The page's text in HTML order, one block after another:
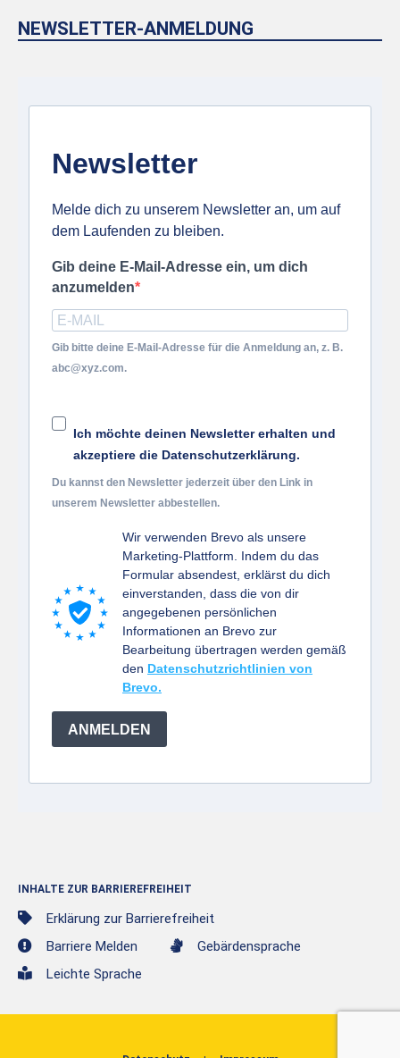
NEWSLETTER-ANMELDUNG
Newsletter
Melde dich zu unserem Newsletter an, um auf
dem Laufenden zu bleiben.
Gib deine E-Mail-Adresse ein, um dich
anzumelden
Gib bitte deine E-Mail-Adresse für die Anmeldung an, z. B.
abc@xyz.com.
Ich möchte deinen Newsletter erhalten und
akzeptiere die Datenschutzerklärung.
Du kannst den Newsletter jederzeit über den Link in
unserem Newsletter abbestellen.
Wir verwenden Brevo als unsere
Marketing-Plattform. Indem du das
Formular absendest, erklärst du dich
einverstanden, dass die von dir
angegebenen persönlichen
Informationen an Brevo zur
Bearbeitung übertragen werden gemäß
den Datenschutzrichtlinien von
Brevo.
ANMELDEN
INHALTE ZUR BARRIEREFREIHEIT
Erklärung zur Barrierefreiheit
Barriere Melden
Gebärdensprache
Leichte Sprache